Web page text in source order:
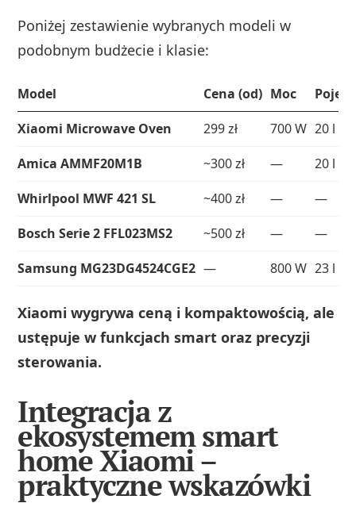
Poniżej zestawienie wybranych modeli w
podobnym budżecie i klasie:
Model Cena (od) Moc
Xiaomi Microwave Oven
299 zł 700 W 20 l
Amica AMMF20M1B
~300 zł —
20 l
Whirlpool MWF 421 SL
~400 zł —
—
Bosch Serie 2 FFL023MS2
~500 zł —
—
Samsung MG23DG4524CGE2 — 800 W 23 l
Xiaomi wygrywa ceną i kompaktowością, ale
ustępuje w funkcjach smart oraz precyzji
sterowania.
Integracja z
ekosystemem smart
home Xiaomi –
praktyczne wskazówki